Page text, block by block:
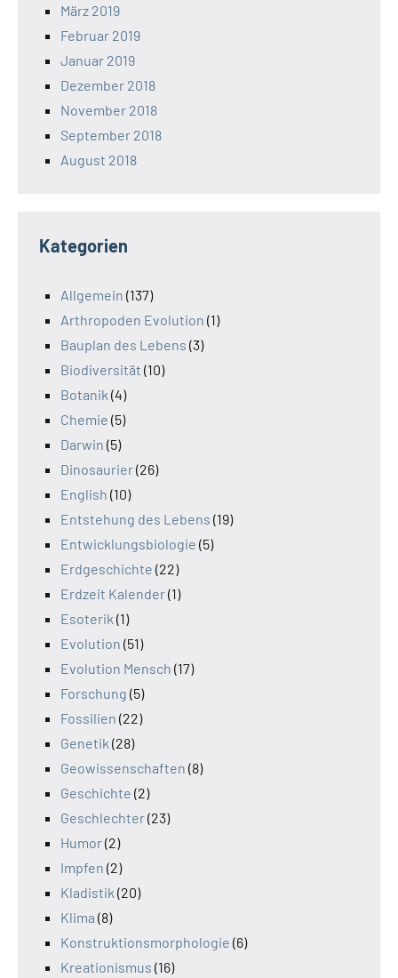
März 2019
Februar 2019
Januar 2019
Dezember 2018
November 2018
September 2018
August 2018
Kategorien
Allgemein (137)
Arthropoden Evolution (1)
Bauplan des Lebens (3)
Biodiversität (10)
Botanik (4)
Chemie (5)
Darwin (5)
Dinosaurier(26)
English (10)
Entstehung des Lebens (19)
Entwicklungsbiologie (5)
Erdgeschichte (22)
Erdzeit Kalender(1)
Esoterik (1)
Evolution (51)
Evolution Mensch (17)
Forschung (5)
Fossilien (22)
Genetik (28)
Geowissenschaften (8)
Geschichte (2)
Geschlechter(23)
Humor(2)
Impfen (2)
Kladistik (20)
Klima (8)
Konstruktionsmorphologie (6)
Kreationismus (16)